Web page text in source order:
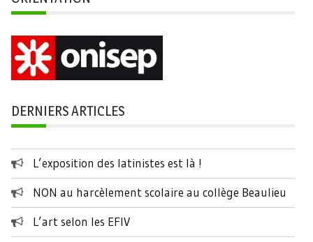
DERNIERS ARTICLES
L’exposition des latinistes est là !
NON au harcèlement scolaire au collège Beaulieu
L’art selon les EFIV